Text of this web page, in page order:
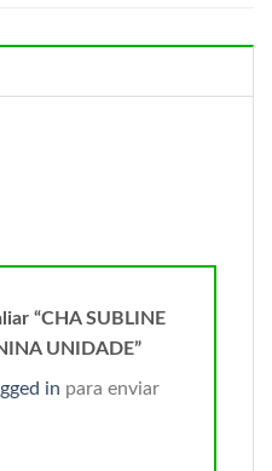
“CHA SUBLINE
UNIDADE”
in para enviar